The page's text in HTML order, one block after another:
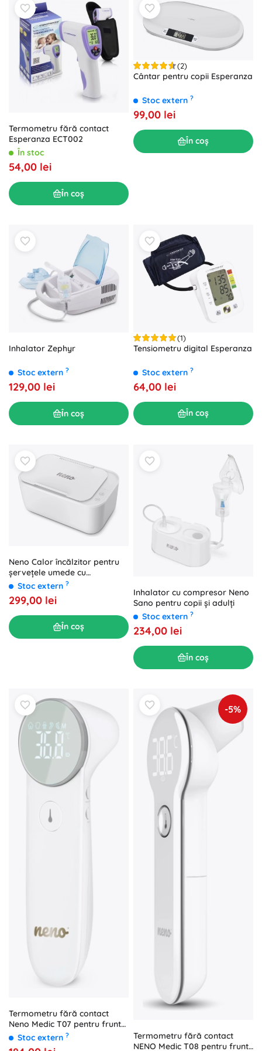
Termometru fără contact
Esperanza ECT002
În stoc
54,00 lei
În coș
(2)
Cântar pentru copii Esperanza
Stoc extern ?
99,00 lei
În coș
Inhalator Zephyr
Stoc extern ?
129,00 lei
În coș
(1)
Tensiometru digital Esperanza
Stoc extern ?
64,00 lei
În coș
Neno Calor încălzitor pentru
șervețele umede cu
temperatură reglabilă
Stoc extern ?
299,00 lei
În coș
Inhalator cu compresor Neno
Sano pentru copii și adulți
Stoc extern ?
234,00 lei
În coș
Termometru fără contact
Neno Medic T07 pentru frunte
și ureche
Stoc extern ?
-5%
Termometru fără contact
NENO Medic T08 pentru frunte